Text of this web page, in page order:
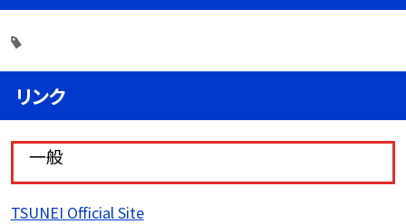
リンク
一般
TSUNEI Official Site